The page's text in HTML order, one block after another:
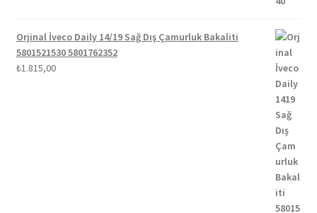
Orjinal İveco Daily 14/19 Sağ Dış Çamurluk Bakaliti
5801521530 5801762352
₺1.815,00